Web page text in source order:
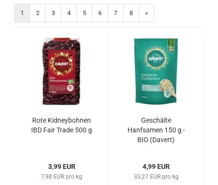
1 2 3 4 5 6 7 8 »
Rote Kidneybohnen
IBD Fair Trade 500 g
3,99 EUR
7,98 EUR pro kg
Geschälte
Hanfsamen 150 g -
BIO (Davert)
4,99 EUR
33,27 EUR pro kg